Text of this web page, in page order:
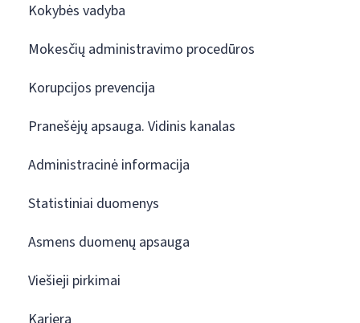
Kokybės vadyba
Mokesčių administravimo procedūros
Korupcijos prevencija
Pranešėjų apsauga. Vidinis kanalas
Administracinė informacija
Statistiniai duomenys
Asmens duomenų apsauga
Viešieji pirkimai